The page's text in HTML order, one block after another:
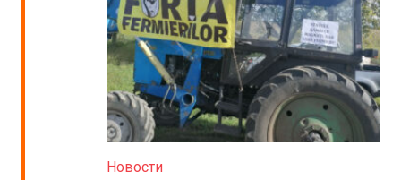
Новости